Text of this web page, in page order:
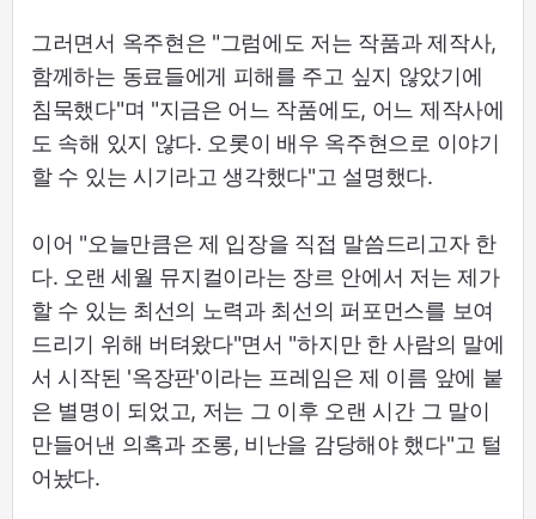
그러면서 옥주현은 "그럼에도 저는 작품과 제작사,
함께하는 동료들에게 피해를 주고 싶지 않았기에
침묵했다"며 "지금은 어느 작품에도, 어느 제작사에
도 속해 있지 않다. 오롯이 배우 옥주현으로 이야기
할 수 있는 시기라고 생각했다"고 설명했다.
이어 "오늘만큼은 제 입장을 직접 말씀드리고자 한
다. 오랜 세월 뮤지컬이라는 장르 안에서 저는 제가
할 수 있는 최선의 노력과 최선의 퍼포먼스를 보여
드리기 위해 버텨왔다"면서 "하지만 한 사람의 말에
서 시작된 '옥장판'이라는 프레임은 제 이름 앞에 붙
은 별명이 되었고, 저는 그 이후 오랜 시간 그 말이
만들어낸 의혹과 조롱, 비난을 감당해야 했다"고 털
어놨다.